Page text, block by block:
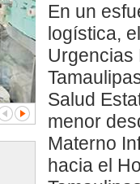
En un
logística,
Urgencias
Salud
menor
Materno
hacia el